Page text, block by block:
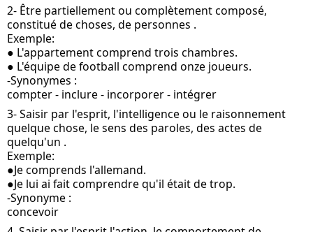
2- Être partiellement ou complètement composé,
constitué de choses, de personnes .
Exemple:
● L'appartement comprend trois chambres.
● L'équipe de football comprend onze joueurs.
-Synonymes :
compter - inclure - incorporer - intégrer
3- Saisir par l'esprit, l'intelligence ou le raisonnement
quelque chose, le sens des paroles, des actes de
quelqu'un .
Exemple:
●Je comprends l'allemand.
●Je lui ai fait comprendre qu'il était de trop.
-Synonyme :
concevoir